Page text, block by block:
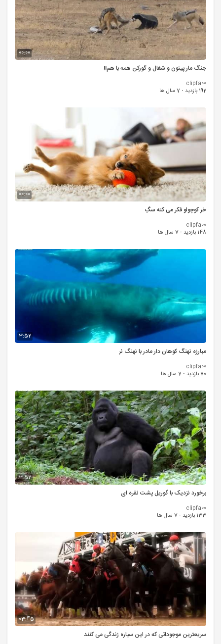
00:00
جنگ مار پیتون و شغال و گورکن همه با هم!!
clipfa00
192 بازدید
· 7 سال ها
00:00
خر کوچولو فکر می کنه سگِ
clipfa00
148 بازدید
· 7 سال ها
3:52
مبارزه نهنگ کوهان دار مادر با نهنگ نر
clipfa00
70 بازدید
· 7 سال ها
3:52
برخورد نزدیک با گوریل پشت نقره ای
clipfa00
133 بازدید
· 7 سال ها
03:45
سریعترین موجوداتی که در این سیاره زندگی می کنند